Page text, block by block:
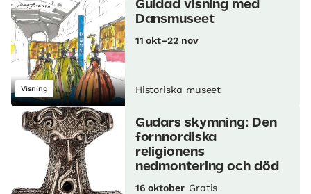
Visning
Guidad visning med
Dansmuseet
11 okt–22 nov
Historiska museet
Gudars skymning: Den
fornnordiska
religionens
nedmontering och död
16 oktober Gratis